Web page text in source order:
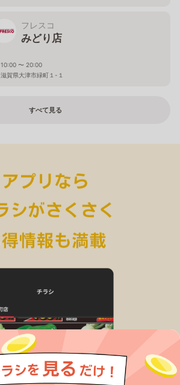
フレスコ
みどり店
10:00 〜 20:00
滋賀県大津市緑町１-１
すべて見る